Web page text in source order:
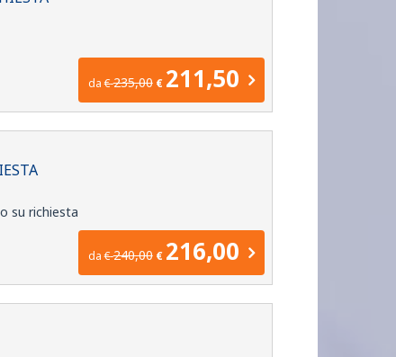
da€235,00 € 211,50
su richiesta
da€240,00 € 216,00